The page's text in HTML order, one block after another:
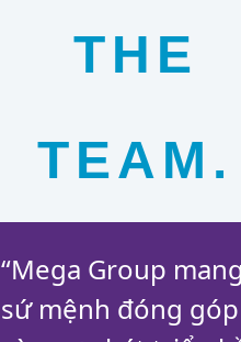
THE
TEAM.
“Mega Group mang
sứ mệnh đóng góp